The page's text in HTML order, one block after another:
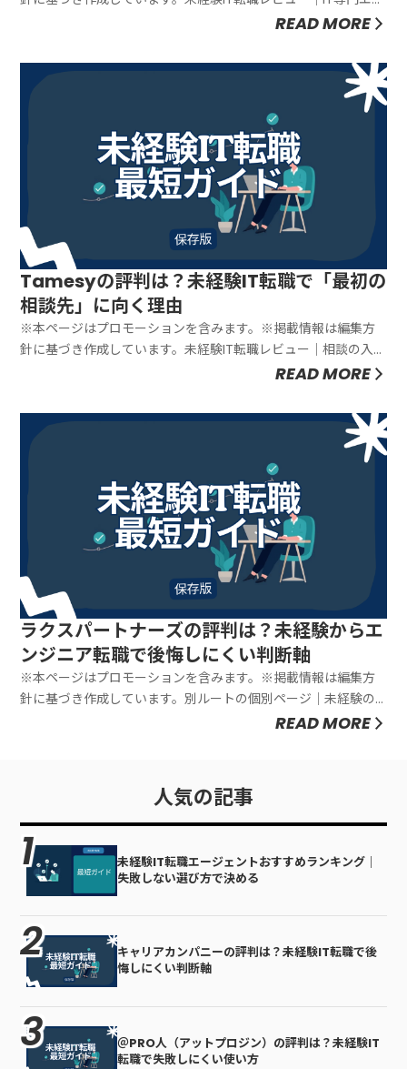
ジェントを“味方にする”考え方未経験こそ「応募の数」より、求
って、落ちることより、「なぜ落ちたか分からない」状態が続
くこと...
READ MORE
Tamesyの評判は？未経験IT転職で「最初の
相談先」に向く理由
※本ページはプロモーションを含みます。※掲載情報は編集方
針に基づき作成しています。未経験IT転職レビュー｜相談の入口
を作るタイプ未経験の転職は「何から始めるか」で、気持ちの
たい疲れます。理由はシンプルで、“判断の物差し”がまだないか
ら。Tame...
READ MORE
ラクスパートナーズの評判は？未経験からエ
ンジニア転職で後悔しにくい判断軸
※本ページはプロモーションを含みます。※掲載情報は編集方
針に基づき作成しています。別ルートの個別ページ｜未経験の
入口を「エージェント以外」から整理ラクスパートナーズは、
READ MORE
人気の記事
未経験IT転職エージェントおすすめランキング｜
失敗しない選び方で決める
キャリアカンパニーの評判は？未経験IT転職で後
悔しにくい判断軸
＠PRO人（アットプロジン）の評判は？未経験IT
転職で失敗しにくい使い方